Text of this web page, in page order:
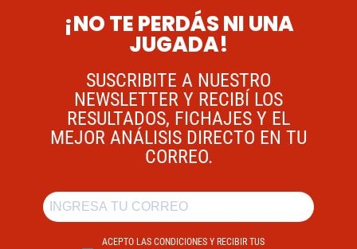
¡NO TE PERDÁS NI UNA
JUGADA!
SUSCRIBITE A NUESTRO
NEWSLETTER Y RECIBÍ LOS
RESULTADOS, FICHAJES Y EL
MEJOR ANÁLISIS DIRECTO EN TU
CORREO.
ACEPTO LAS CONDICIONES Y RECIBIR TUS